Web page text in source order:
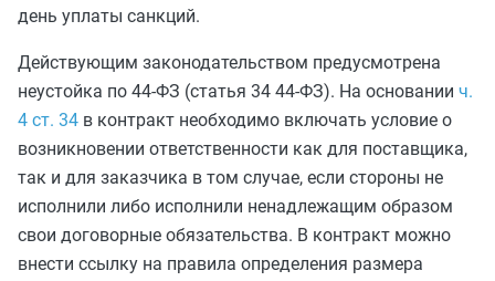
день уплаты санкций.
Действующим законодательством предусмотрена
неустойка по 44-ФЗ (статья 34 44-ФЗ). На основании ч.
4 ст. 34 в контракт необходимо включать условие о
возникновении ответственности как для поставщика,
так и для заказчика в том случае, если стороны не
исполнили либо исполнили ненадлежащим образом
свои договорные обязательства. В контракт можно
внести ссылку на правила определения размера